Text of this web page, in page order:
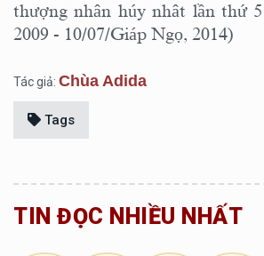
thượng nhân húy nhât lần thứ
2009 - 10/07/Giáp Ngọ, 2014)
Tác giả: Chùa Adida
Tags
TIN ĐỌC NHIỀU NHẤT